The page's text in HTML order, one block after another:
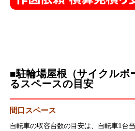
■駐輪場屋根（サイクルポ
るスペースの目安
間口スペース
自転車の収容台数の目安は、自転車1台